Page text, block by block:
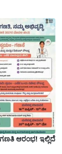
ಆರಂಭ! ಇಲ್ಲಿದೆ